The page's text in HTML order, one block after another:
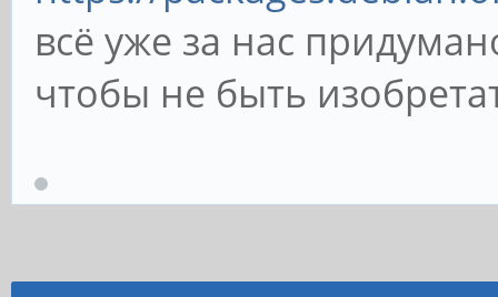
всё уже за нас
чтобы не быть